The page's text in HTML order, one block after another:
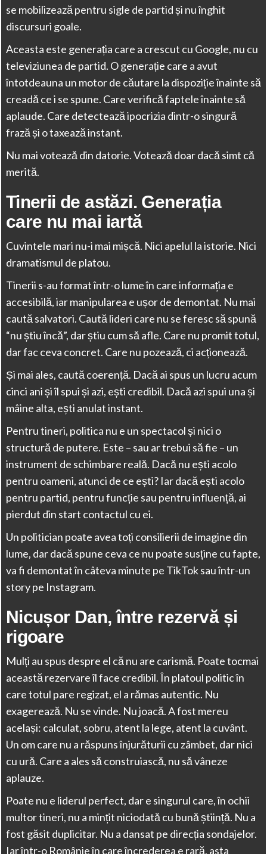
se mobilizează pentru sigle de partid și nu înghit
discursuri goale.
Aceasta este generația care a crescut cu Google, nu cu
televiziunea de partid. O generație care a avut
întotdeauna un motor de căutare la dispoziție înainte să
creadă ce i se spune. Care verifică faptele înainte să
aplaude. Care detectează ipocrizia dintr-o singură
frază și o taxează instant.
Nu mai votează din datorie. Votează doar dacă simt că
merită.
Tinerii de astăzi. Generația
care nu mai iartă
Cuvintele mari nu-i mai mișcă. Nici apelul la istorie. Nici
dramatismul de platou.
Tinerii s-au format într-o lume în care informația e
accesibilă, iar manipularea e ușor de demontat. Nu mai
caută salvatori. Caută lideri care nu se feresc să spună
“nu știu încă”, dar știu cum să afle. Care nu promit totul,
dar fac ceva concret. Care nu pozează, ci acționează.
Și mai ales, caută coerență. Dacă ai spus un lucru acum
cinci ani și îl spui și azi, ești credibil. Dacă azi spui una și
mâine alta, ești anulat instant.
Pentru tineri, politica nu e un spectacol și nici o
structură de putere. Este – sau ar trebui să fie – un
instrument de schimbare reală. Dacă nu ești acolo
pentru oameni, atunci de ce ești? Iar dacă ești acolo
pentru partid, pentru funcție sau pentru influență, ai
pierdut din start contactul cu ei.
Un politician poate avea toți consilierii de imagine din
lume, dar dacă spune ceva ce nu poate susține cu fapte,
va fi demontat în câteva minute pe TikTok sau într-un
story pe Instagram.
Nicușor Dan, între rezervă și
rigoare
Mulți au spus despre el că nu are carismă. Poate tocmai
această rezervare îl face credibil. În platoul politic în
care totul pare regizat, el a rămas autentic. Nu
exagerează. Nu se vinde. Nu joacă. A fost mereu
același: calculat, sobru, atent la lege, atent la cuvânt.
Un om care nu a răspuns înjurăturii cu zâmbet, dar nici
cu ură. Care a ales să construiască, nu să vâneze
aplauze.
Poate nu e liderul perfect, dar e singurul care, în ochii
multor tineri, nu a mințit niciodată cu bună știință. Nu a
fost găsit duplicitar. Nu a dansat pe direcția sondajelor.
Iar într-o Românie în care încrederea e rară, asta